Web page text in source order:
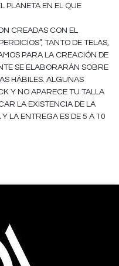
PLANETA EN EL QUE
CREADAS CON EL
TANTO DE TELAS,
PARA LA CREACIÓN DE
SE ELABORARÁN SOBRE
HÁBILES. ALGUNAS
Y NO APARECE TU TALLA
LA EXISTENCIA DE LA
LA ENTREGA ES DE 5 A 10